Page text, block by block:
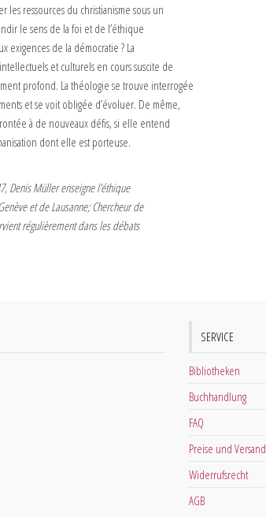
les ressources du christianisme sous un
le sens de la foi et de l’éthique
exigences de la démocratie ? La
et culturels en cours suscite de
profond. La théologie se trouve interrogée
et se voit obligée d’évoluer. De même,
à de nouveaux défis, si elle entend
dont elle est porteuse.
Denis Müller enseigne l’éthique
et de Lausanne; Chercheur de
régulièrement dans les débats
SERVICE
Bibliotheken
Buchhandlung
FAQ
Preise und Versand
Widerrufsrecht
AGB